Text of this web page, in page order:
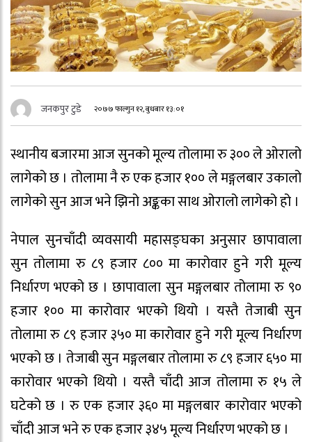
जनकपुर टुडे २०७७ फाल्गुन १२, बुधबार १३:०१
स्थानीय बजारमा आज सुनको मूल्य तोलामा रु ३०० ले ओरालो
लागेको छ । तोलामा नै रु एक हजार १०० ले मङ्गलबार उकालो
लागेको सुन आज भने झिनो अङ्कका साथ ओरालो लागेको हो ।
नेपाल सुनचाँदी व्यवसायी महासङ्घका अनुसार छापावाला
सुन तोलामा रु ८९ हजार ८०० मा कारोवार हुने गरी मूल्य
निर्धारण भएको छ । छापावाला सुन मङ्गलबार तोलामा रु ९०
हजार १०० मा कारोवार भएको थियो । यस्तै तेजाबी सुन
तोलामा रु ८९ हजार ३५० मा कारोवार हुने गरी मूल्य निर्धारण
भएको छ । तेजाबी सुन मङ्गलबार तोलामा रु ८९ हजार ६५० मा
कारोवार भएको थियो । यस्तै चाँदी आज तोलामा रु १५ ले
घटेको छ । रु एक हजार ३६० मा मङ्गलबार कारोवार भएको
चाँदी आज भने रु एक हजार ३४५ मूल्य निर्धारण भएको छ ।